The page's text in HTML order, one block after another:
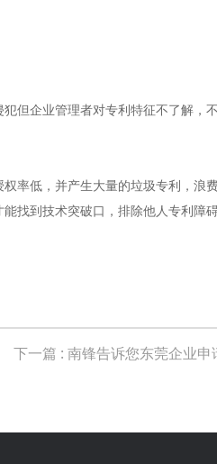
但企业管理者对专利特征不了解，
低，并产生大量的垃圾专利，浪费
找到技术突破口，排除他人专利障
下一篇 : 南锋告诉您东莞企业申